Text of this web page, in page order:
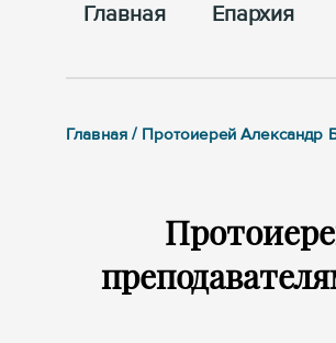
Главная Епархия
Главная / Протоиерей Александр